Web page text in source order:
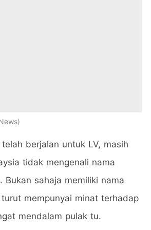
berjalan untuk LV, masih
tidak mengenali nama
Bukan sahaja memiliki nama
mempunyai minat terhadap
mendalam pulak tu.